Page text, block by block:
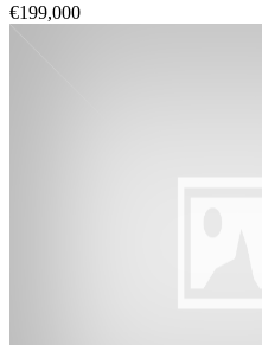
€199,000